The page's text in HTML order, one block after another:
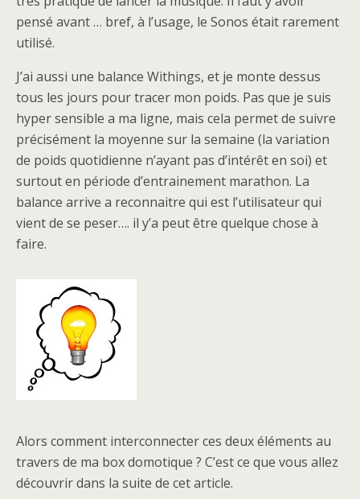
pensé avant … bref, à l’usage, le Sonos était rarement
utilisé.
J’ai aussi une balance Withings, et je monte dessus
tous les jours pour tracer mon poids. Pas que je suis
hyper sensible a ma ligne, mais cela permet de suivre
précisément la moyenne sur la semaine (la variation
de poids quotidienne n’ayant pas d’intérêt en soi) et
surtout en période d’entrainement marathon. La
balance arrive a reconnaitre qui est l’utilisateur qui
vient de se peser…. il y’a peut être quelque chose à
faire.
Alors comment interconnecter ces deux éléments au
travers de ma box domotique ? C’est ce que vous allez
découvrir dans la suite de cet article.